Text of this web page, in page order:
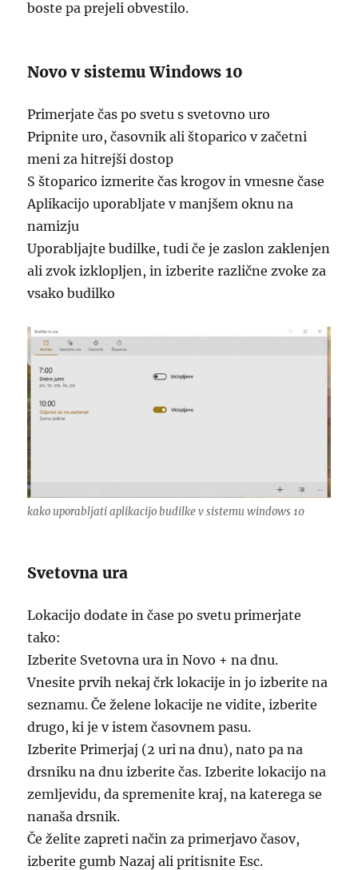
boste pa prejeli obvestilo.
Novo v sistemu Windows 10
Primerjate čas po svetu s svetovno uro
Pripnite uro, časovnik ali štoparico v začetni
meni za hitrejši dostop
S štoparico izmerite čas krogov in vmesne čase
Aplikacijo uporabljate v manjšem oknu na
namizju
Uporabljajte budilke, tudi če je zaslon zaklenjen
ali zvok izklopljen, in izberite različne zvoke za
vsako budilko
kako uporabljati aplikacijo budilke v sistemu windows 10
Svetovna ura
Lokacijo dodate in čase po svetu primerjate
tako:
Izberite Svetovna ura in Novo + na dnu.
Vnesite prvih nekaj črk lokacije in jo izberite na
seznamu. Če želene lokacije ne vidite, izberite
drugo, ki je v istem časovnem pasu.
Izberite Primerjaj (2 uri na dnu), nato pa na
drsniku na dnu izberite čas. Izberite lokacijo na
zemljevidu, da spremenite kraj, na katerega se
nanaša drsnik.
Če želite zapreti način za primerjavo časov,
izberite gumb Nazaj ali pritisnite Esc.